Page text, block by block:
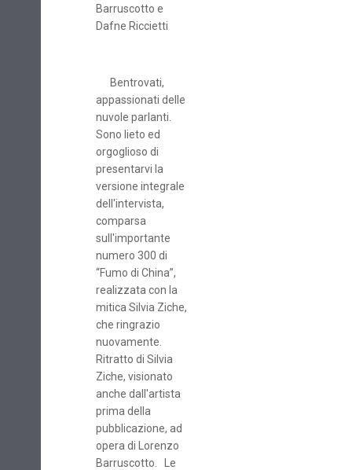
Barruscotto e
Dafne Riccietti
Bentrovati,
appassionati delle
nuvole parlanti.
Sono lieto ed
orgoglioso di
presentarvi la
versione integrale
dell'intervista,
comparsa
sull'importante
numero 300 di
“Fumo di China”,
realizzata con la
mitica Silvia Ziche,
che ringrazio
nuovamente.
Ritratto di Silvia
Ziche, visionato
anche dall'artista
prima della
pubblicazione, ad
opera di Lorenzo
Barruscotto. Le